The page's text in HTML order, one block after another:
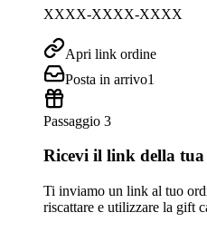
XXXX-XXXX-XXXX
Apri link ordine
Posta in arrivo1
Passaggio 3
Ricevi il link della
Ti inviamo un link al tuo
riscattare e utilizzare la gift